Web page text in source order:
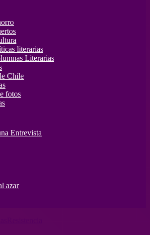
literarias
Literarias
Chile
fotos
Entrevista
azar